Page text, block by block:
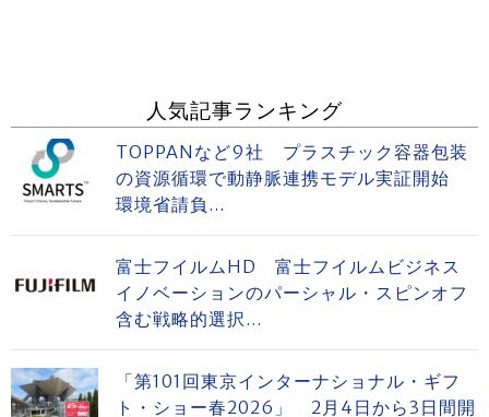
人気記事ランキング
TOPPANなど9社 プラスチック容器包装
の資源循環で動静脈連携モデル実証開始
環境省請負...
富士フイルムHD 富士フイルムビジネス
イノベーションのパーシャル・スピンオフ
含む戦略的選択...
「第101回東京インターナショナル・ギフ
ト・ショー春2026」 2月4日から3日間開